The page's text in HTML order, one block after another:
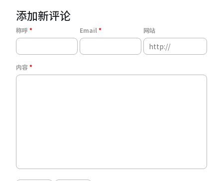
添加新评论
称呼 Email 网站
内容